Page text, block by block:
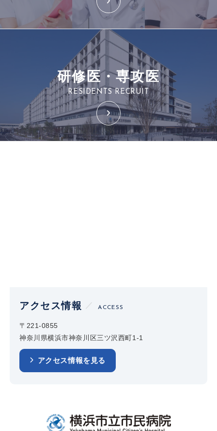
研修医・専攻医
RESIDENTS RECRUIT
アクセス情報 ACCESS
〒221-0855
神奈川県横浜市神奈川区三ツ沢西町1-1
アクセス情報を見る